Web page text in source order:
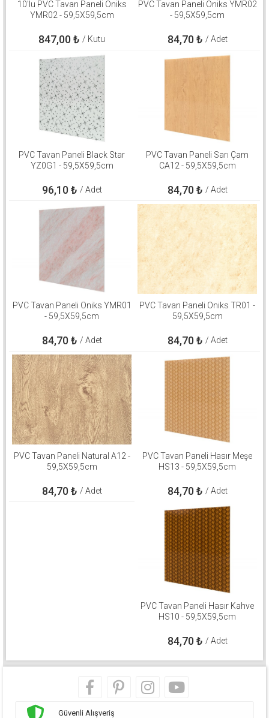
10'lu PVC Tavan Paneli Oniks
YMR02 - 59,5X59,5cm
847,00₺ / Kutu
PVC Tavan Paneli Oniks YMR02
- 59,5X59,5cm
84,70₺ / Adet
PVC Tavan Paneli Black Star
YZ0G1 - 59,5X59,5cm
96,10₺ / Adet
PVC Tavan Paneli Sarı Çam
CA12 - 59,5X59,5cm
84,70₺ / Adet
PVC Tavan Paneli Oniks YMR01
- 59,5X59,5cm
84,70₺ / Adet
PVC Tavan Paneli Oniks TR01 -
59,5X59,5cm
84,70₺ / Adet
PVC Tavan Paneli Natural A12 -
59,5X59,5cm
84,70₺ / Adet
PVC Tavan Paneli Hasır Meşe
HS13 - 59,5X59,5cm
84,70₺ / Adet
PVC Tavan Paneli Hasır Kahve
HS10 - 59,5X59,5cm
84,70₺ / Adet
Güvenli Alışveriş